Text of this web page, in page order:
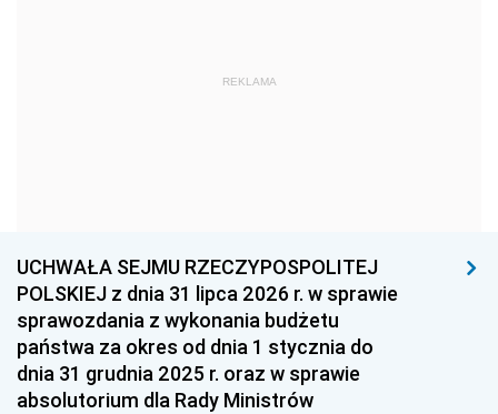
1959
1939 1938 1937
1936 1930
REKLAMA
UCHWAŁA SEJMU RZECZYPOSPOLITEJ
POLSKIEJ z dnia 31 lipca 2026 r. w sprawie
sprawozdania z wykonania budżetu
państwa za okres od dnia 1 stycznia do
dnia 31 grudnia 2025 r. oraz w sprawie
absolutorium dla Rady Ministrów